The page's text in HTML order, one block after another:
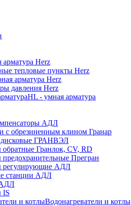
арматура Herz
тепловые пункты Herz
арматура Herz
давления Herz
HL - умная арматура
АДЛ
с обрезиненным клином Гранар
дисковые ГРАНВЭЛ
Гранлок, CV, RD
Прегран
регулирующие АДЛ
станции АДЛ
IS
Водонагреватели и котлы